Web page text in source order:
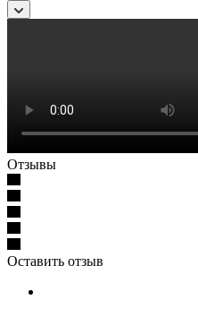
Отзывы
Оставить отзыв